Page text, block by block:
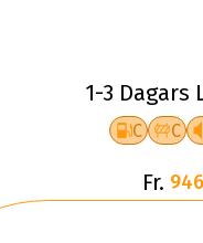
1-3 Dagars
C C
Fr.